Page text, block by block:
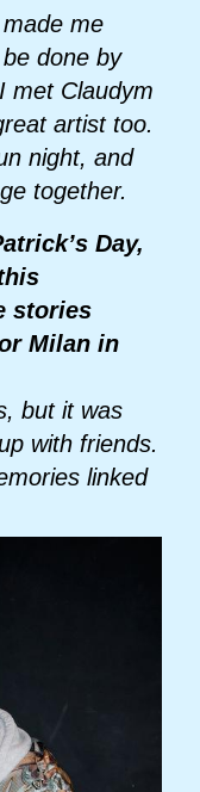
me
done by
met Claudym
artist too.
night, and
together.
Day,
stories
Milan in
but it was
with friends.
linked